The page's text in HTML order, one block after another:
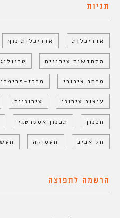
תגיות
אדריכלות אדריכלות נוף
התחדשות עירונית
מרחב ציבורי מרכז-
עיצוב עירוני עירוניות
תכנון תכנון אסטרטגי
תל אביב תעסוקה
הרשמה לתפוצה